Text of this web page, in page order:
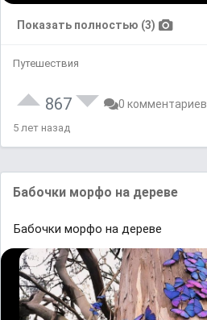
Показать полностью (3)
Путешествия
867 0 комментариев
5 лет назад
Бaбочки морфо нa дереве
Бaбочки морфо нa дереве